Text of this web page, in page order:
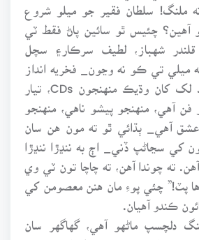
ملنگ! سلطان فقير جو ميلو شروع
آهين؟ چئيس ٿو سائين پاڻ فقط ٽي
قلندر شهباز، لطيف سرڪار۽ سچل
ميلي تي ڪو نه وڃون_ فخريه انداز
۾ ٻڌائي ٿو ته هڪ لک کان وڌيڪ منهنجون CDs، تيار
فن آهي، منهنجو پيشو ناهي، منهنجو
آهي_ ٻڌائي ٿو ته مون هن سان
کي سڃاڻپ ڏني_ اڄ به ننڍڙا ننڍڙا
ته چوندا آهن، ته چاچا تون ٽي وي
“ها پٽ!” چئي پوءِ مان هنن معصومن کي
ڪندو آهيان.
دلچسپ ماڻهو آهي، گهاگهر سان